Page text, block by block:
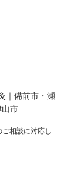
｜備前市・瀬
山市
相談に対応し